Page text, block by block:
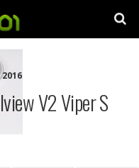
V2 Viper S